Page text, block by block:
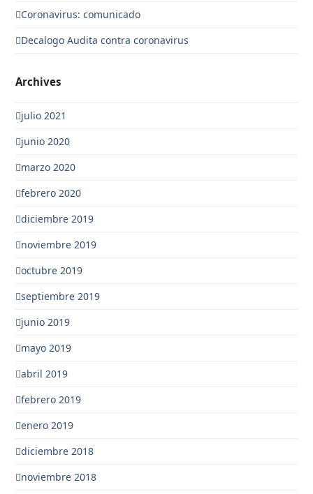
Coronavirus: comunicado
Decalogo Audita contra coronavirus
Archives
julio 2021
junio 2020
marzo 2020
febrero 2020
diciembre 2019
noviembre 2019
octubre 2019
septiembre 2019
junio 2019
mayo 2019
abril 2019
febrero 2019
enero 2019
diciembre 2018
noviembre 2018